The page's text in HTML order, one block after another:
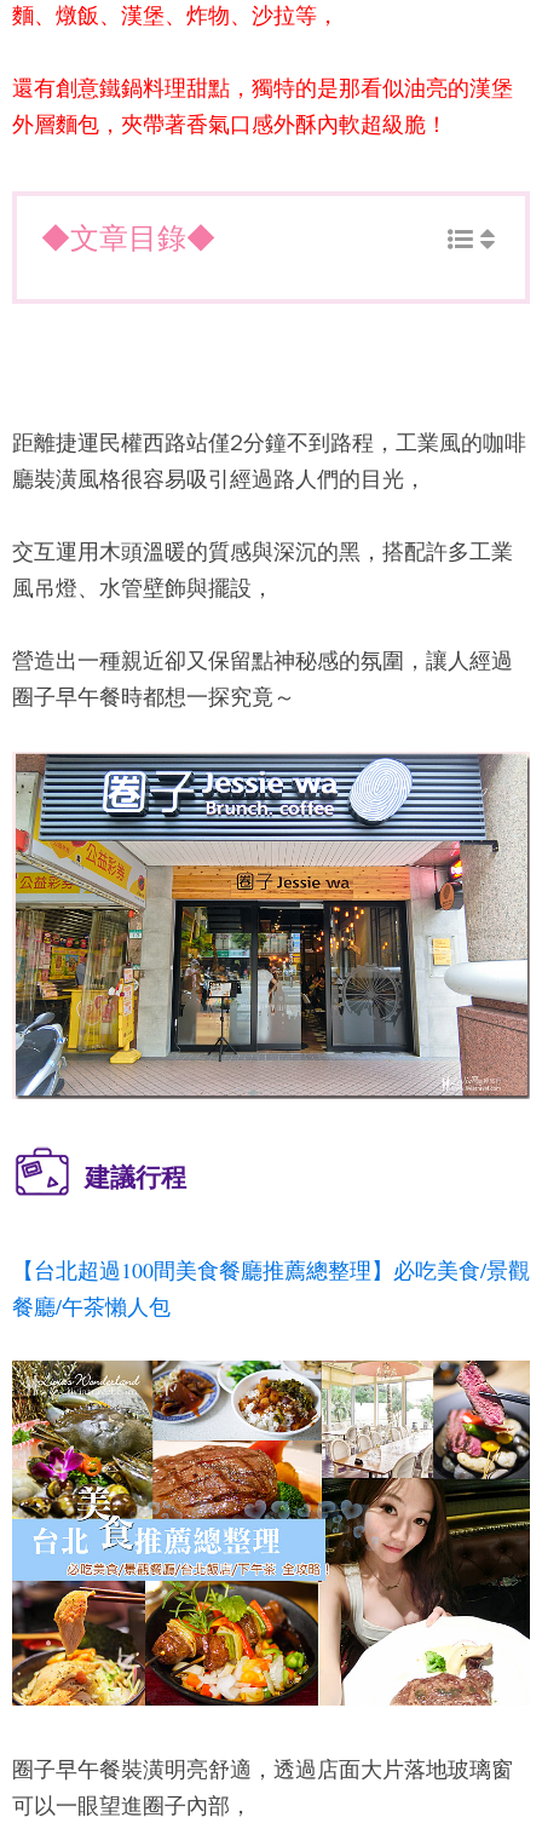
麵、燉飯、漢堡、炸物、沙拉等，
還有創意鐵鍋料理甜點， 獨特的是那看似油亮的漢堡
外層麵包，夾帶著香氣口感外酥內軟超級脆！
◆文章目錄◆
距離捷運民權西路站僅2分鐘不到路程，工業風的咖啡
廳裝潢風格很容易吸引經過路人們的目光，
交互運用木頭溫暖的質感與深沉的黑，搭配許多工業
風吊燈、水管壁飾與擺設，
營造出一種親近卻又保留點神秘感的氛圍，讓人經過
圈子早午餐時都想一探究竟～
建議行程
【台北超過100間美食餐廳推薦總整理】必吃美食/景觀
餐廳/午茶懶人包
圈子早午餐裝潢明亮舒適，透過店面大片落地玻璃窗
可以一眼望進圈子內部，